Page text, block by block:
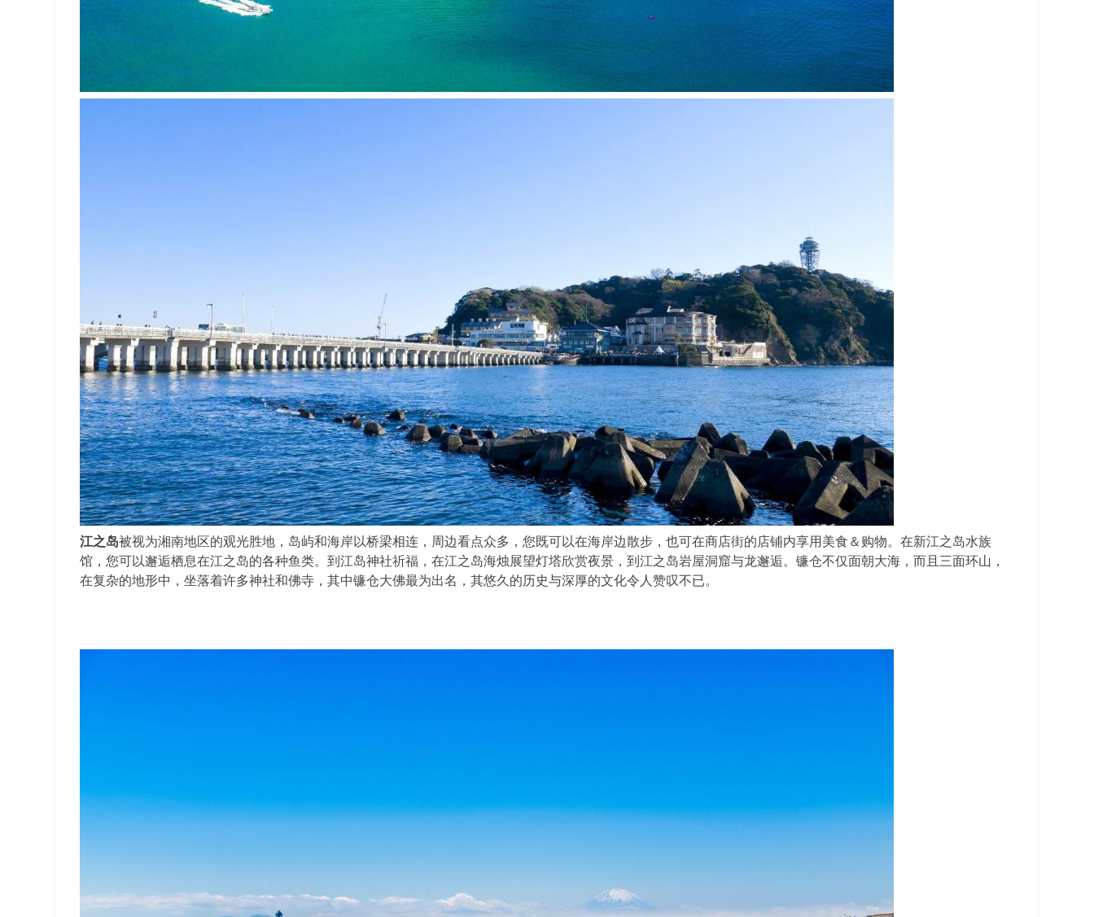
江之岛被视为湘南地区的观光胜地，岛屿和海岸以桥梁相连，周边看点众多，您既可以在海岸边散步，也可在商店街的店铺内享用美食＆购物。在新江之岛水族
馆，您可以邂逅栖息在江之岛的各种鱼类。到江岛神社祈福，在江之岛海烛展望灯塔欣赏夜景，到江之岛岩屋洞窟与龙邂逅。镰仓不仅面朝大海，而且三面环山，
在复杂的地形中，坐落着许多神社和佛寺，其中镰仓大佛最为出名，其悠久的历史与深厚的文化令人赞叹不已。